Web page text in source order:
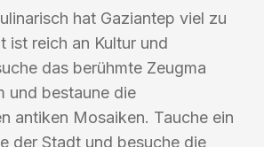
hat Gaziantep viel zu
ist reich an Kultur und
das berühmte Zeugma
und bestaune die
antiken Mosaiken. Tauche ein
der Stadt und besuche die